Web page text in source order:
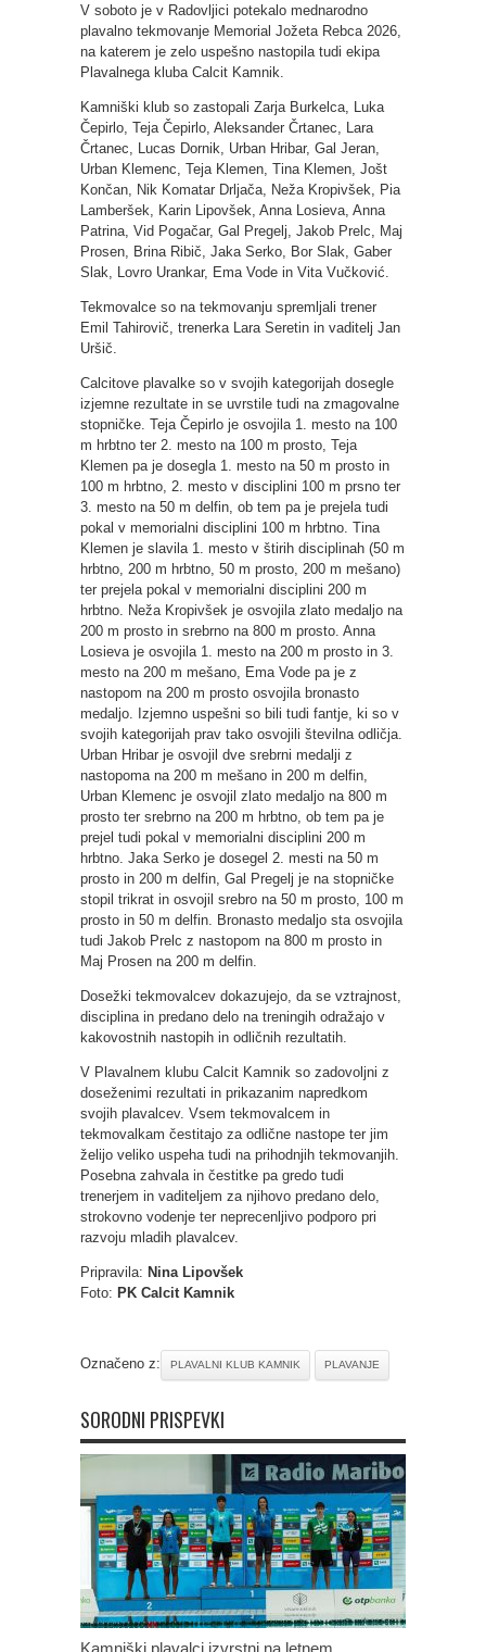
V soboto je v Radovljici potekalo mednarodno
plavalno tekmovanje Memorial Jožeta Rebca 2026,
na katerem je zelo uspešno nastopila tudi ekipa
Plavalnega kluba Calcit Kamnik.
Kamniški klub so zastopali Zarja Burkelca, Luka
Čepirlo, Teja Čepirlo, Aleksander Črtanec, Lara
Črtanec, Lucas Dornik, Urban Hribar, Gal Jeran,
Urban Klemenc, Teja Klemen, Tina Klemen, Jošt
Končan, Nik Komatar Drljača, Neža Kropivšek, Pia
Lamberšek, Karin Lipovšek, Anna Losieva, Anna
Patrina, Vid Pogačar, Gal Pregelj, Jakob Prelc, Maj
Prosen, Brina Ribič, Jaka Serko, Bor Slak, Gaber
Slak, Lovro Urankar, Ema Vode in Vita Vučković.
Tekmovalce so na tekmovanju spremljali trener
Emil Tahirovič, trenerka Lara Seretin in vaditelj Jan
Uršič.
Calcitove plavalke so v svojih kategorijah dosegle
izjemne rezultate in se uvrstile tudi na zmagovalne
stopničke. Teja Čepirlo je osvojila 1. mesto na 100
m hrbtno ter 2. mesto na 100 m prosto, Teja
Klemen pa je dosegla 1. mesto na 50 m prosto in
100 m hrbtno, 2. mesto v disciplini 100 m prsno ter
3. mesto na 50 m delfin, ob tem pa je prejela tudi
pokal v memorialni disciplini 100 m hrbtno. Tina
Klemen je slavila 1. mesto v štirih disciplinah (50 m
hrbtno, 200 m hrbtno, 50 m prosto, 200 m mešano)
ter prejela pokal v memorialni disciplini 200 m
hrbtno. Neža Kropivšek je osvojila zlato medaljo na
200 m prosto in srebrno na 800 m prosto. Anna
Losieva je osvojila 1. mesto na 200 m prosto in 3.
mesto na 200 m mešano, Ema Vode pa je z
nastopom na 200 m prosto osvojila bronasto
medaljo. Izjemno uspešni so bili tudi fantje, ki so v
svojih kategorijah prav tako osvojili številna odličja.
Urban Hribar je osvojil dve srebrni medalji z
nastopoma na 200 m mešano in 200 m delfin,
Urban Klemenc je osvojil zlato medaljo na 800 m
prosto ter srebrno na 200 m hrbtno, ob tem pa je
prejel tudi pokal v memorialni disciplini 200 m
hrbtno. Jaka Serko je dosegel 2. mesti na 50 m
prosto in 200 m delfin, Gal Pregelj je na stopničke
stopil trikrat in osvojil srebro na 50 m prosto, 100 m
prosto in 50 m delfin. Bronasto medaljo sta osvojila
tudi Jakob Prelc z nastopom na 800 m prosto in
Maj Prosen na 200 m delfin.
Dosežki tekmovalcev dokazujejo, da se vztrajnost,
disciplina in predano delo na treningih odražajo v
kakovostnih nastopih in odličnih rezultatih.
V Plavalnem klubu Calcit Kamnik so zadovoljni z
doseženimi rezultati in prikazanim napredkom
svojih plavalcev. Vsem tekmovalcem in
tekmovalkam čestitajo za odlične nastope ter jim
želijo veliko uspeha tudi na prihodnjih tekmovanjih.
Posebna zahvala in čestitke pa gredo tudi
trenerjem in vaditeljem za njihovo predano delo,
strokovno vodenje ter neprecenljivo podporo pri
razvoju mladih plavalcev.
Pripravila: Nina Lipovšek
Foto: PK Calcit Kamnik
Označeno z: PLAVALNI KLUB KAMNIK PLAVANJE
SORODNI PRISPEVKI
Kamniški plavalci izvrstni na letnem